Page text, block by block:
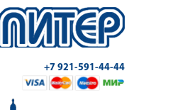
+7 921-591-44-44